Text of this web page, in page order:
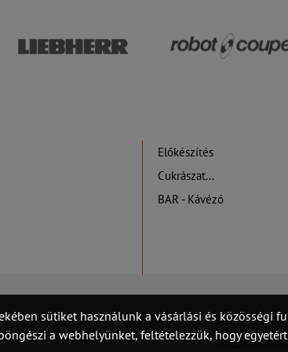
Előkészítés
Cukrászat...
BAR - Kávézó
Jogi nyilatkozat Felhasználási feltételek
©2020
sütiket használunk a vásárlási és
a webhelyünket, feltételezzük, hogy